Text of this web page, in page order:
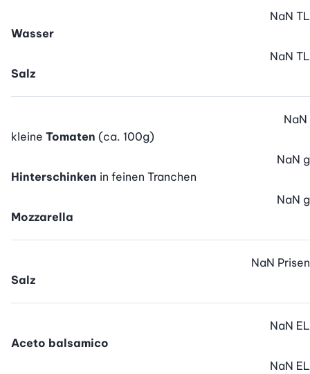
Wasser
NaN TL
Salz
NaN TL
kleine Tomaten (ca. 100g)
NaN
Hinterschinken in feinen Tranchen
NaN g
Mozzarella
NaN g
Salz
NaN Prisen
Aceto balsamico
NaN EL
NaN EL